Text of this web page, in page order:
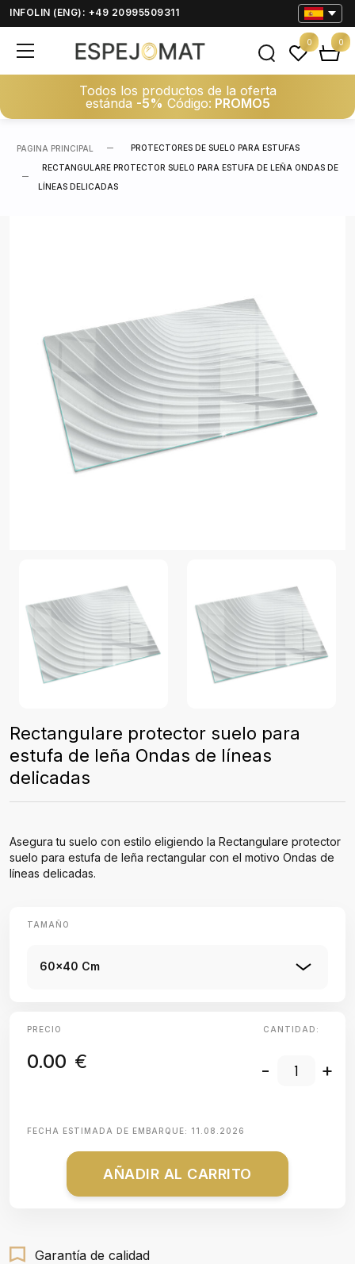
INFOLIN (ENG): +49 20995509311
Todos los productos de la oferta
estánda -5% Código: PROMO5
0 0
PAGINA PRINCIPAL PROTECTORES DE SUELO PARA ESTUFAS
RECTANGULARE PROTECTOR SUELO PARA ESTUFA DE LEÑA ONDAS DE
LÍNEAS DELICADAS
Rectangulare protector suelo para
estufa de leña Ondas de líneas
delicadas
Asegura tu suelo con estilo eligiendo la Rectangulare protector
suelo para estufa de leña rectangular con el motivo Ondas de
líneas delicadas.
TAMAÑO
60x40 Cm
PRECIO
0.00 €
CANTIDAD:
- +
FECHA ESTIMADA DE EMBARQUE: 11.08.2026
AÑADIR AL CARRITO
Garantía de calidad